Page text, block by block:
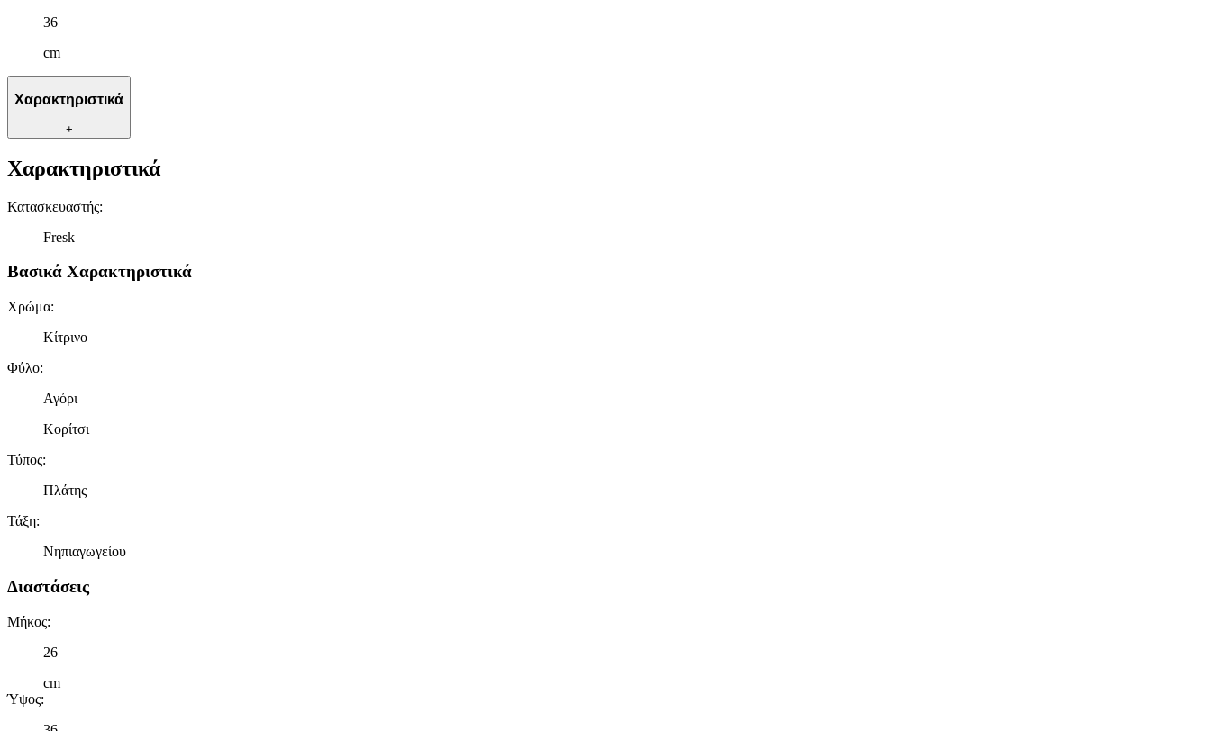
36
cm
Χαρακτηριστικά
+
Χαρακτηριστικά
Κατασκευαστής:
Fresk
Βασικά Χαρακτηριστικά
Χρώμα:
Κίτρινο
Φύλο:
Αγόρι
Κορίτσι
Τύπος:
Πλάτης
Τάξη:
Νηπιαγωγείου
Διαστάσεις
Μήκος:
26
cm
Ύψος: